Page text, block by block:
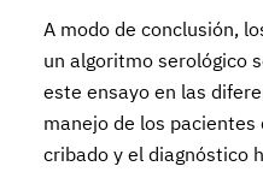
A modo de conclusión,
un algoritmo serológico
este ensayo en las
manejo de los pacientes
cribado y el diagnóstico